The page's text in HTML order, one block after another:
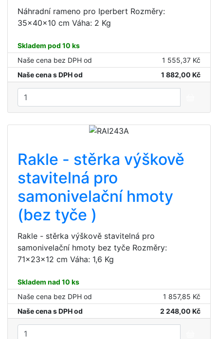
Náhradní rameno pro Iperbert Rozměry:
35x40x10 cm Váha: 2 Kg
Skladem pod 10 ks
Naše cena bez DPH od
1 555,37 Kč
Naše cena s DPH od
1 882,00 Kč
Rakle - stěrka výškově
stavitelná pro
samonivelační hmoty
(bez tyče )
Rakle - stěrka výškově stavitelná pro
samonivelační hmoty bez tyče Rozměry:
71x23x12 cm Váha: 1,6 Kg
Skladem nad 10 ks
Naše cena bez DPH od
1 857,85 Kč
Naše cena s DPH od
2 248,00 Kč